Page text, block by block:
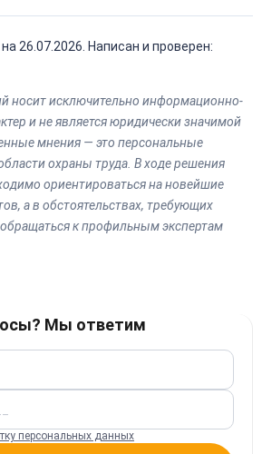
26.07.2026 . Написан и проверен:
носит исключительно информационно-
и не является юридически значимой
мнения — это персональные
охраны труда. В ходе решения
ориентироваться на новейшие
а в обстоятельствах, требующих
обращаться к профильным экспертам
Мы ответим
персональных данных